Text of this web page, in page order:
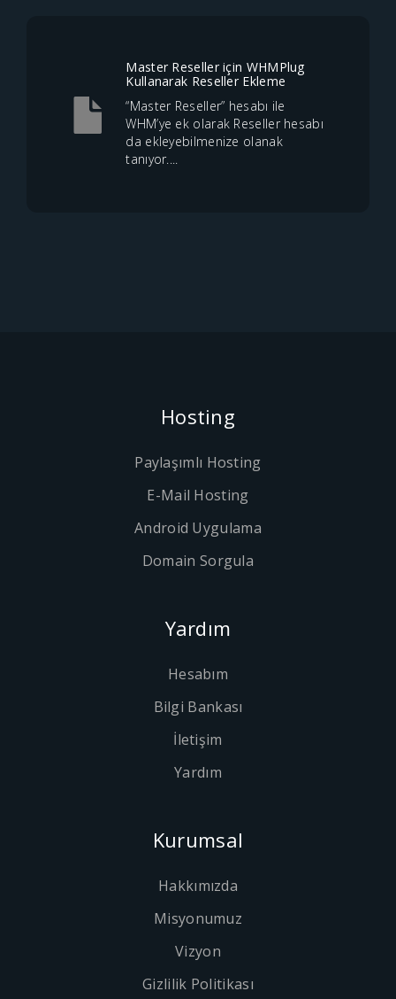
Master Reseller için WHMPlug
Kullanarak Reseller Ekleme
“Master Reseller” hesabı ile
WHM’ye ek olarak Reseller hesabı
da ekleyebilmenize olanak
tanıyor....
Hosting
Paylaşımlı Hosting
E-Mail Hosting
Android Uygulama
Domain Sorgula
Yardım
Hesabım
Bilgi Bankası
İletişim
Yardım
Kurumsal
Hakkımızda
Misyonumuz
Vizyon
Gizlilik Politikası